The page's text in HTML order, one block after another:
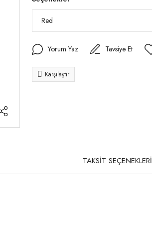
Yorum Yaz Tavsiye Et
Karşılaştır
TAKSİT SEÇENEKLERİ